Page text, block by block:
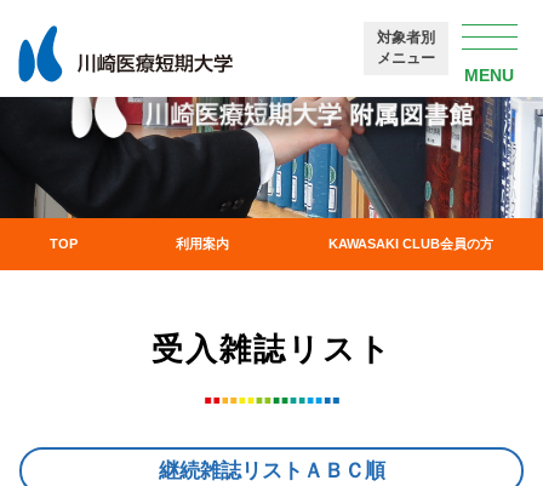
対象者別
メニュー
TOP 利用案内 KAWASAKI CLUB会員の方
受入雑誌リスト
継続雑誌リストＡＢＣ順
copyright©Kawasaki College of Health Professions.All rights reserved.